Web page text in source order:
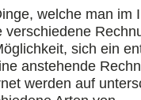
welche man im
verschiedene
sich ein
anstehende
werden auf